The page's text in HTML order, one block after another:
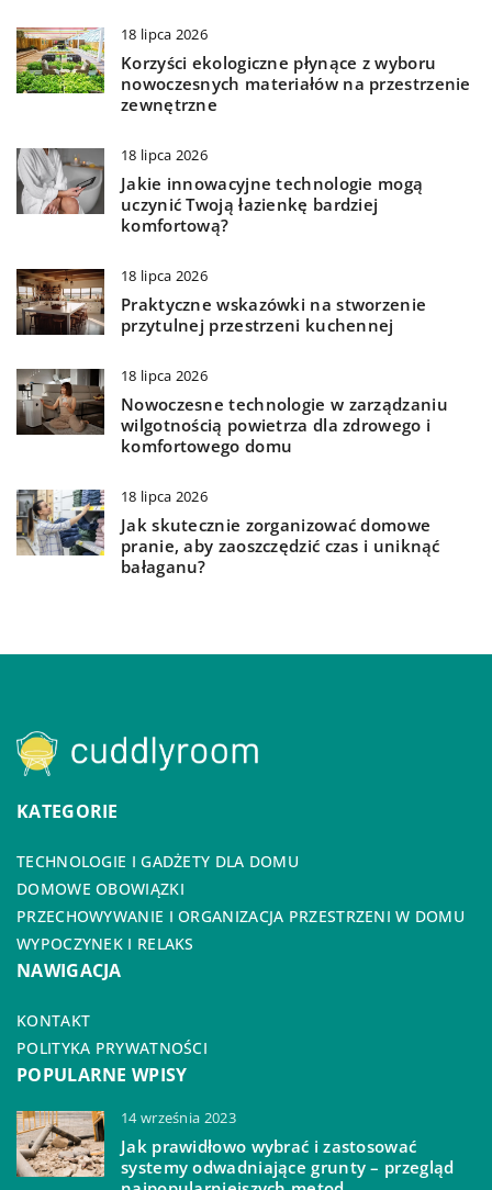
18 lipca 2026
Korzyści ekologiczne płynące z wyboru
nowoczesnych materiałów na przestrzenie
zewnętrzne
18 lipca 2026
Jakie innowacyjne technologie mogą
uczynić Twoją łazienkę bardziej
komfortową?
18 lipca 2026
Praktyczne wskazówki na stworzenie
przytulnej przestrzeni kuchennej
18 lipca 2026
Nowoczesne technologie w zarządzaniu
wilgotnością powietrza dla zdrowego i
komfortowego domu
18 lipca 2026
Jak skutecznie zorganizować domowe
pranie, aby zaoszczędzić czas i uniknąć
bałaganu?
KATEGORIE
TECHNOLOGIE I GADŻETY DLA DOMU
DOMOWE OBOWIĄZKI
PRZECHOWYWANIE I ORGANIZACJA PRZESTRZENI W DOMU
WYPOCZYNEK I RELAKS
NAWIGACJA
KONTAKT
POLITYKA PRYWATNOŚCI
POPULARNE WPISY
14 września 2023
Jak prawidłowo wybrać i zastosować
systemy odwadniające grunty – przegląd